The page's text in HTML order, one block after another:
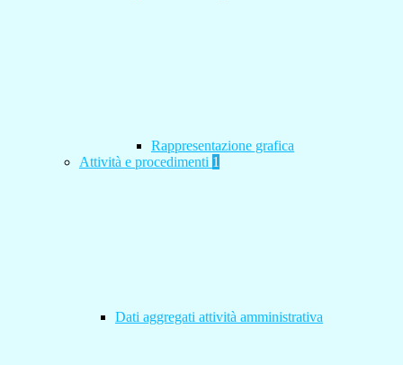
Rappresentazione grafica
Attività e procedimenti 1
Dati aggregati attività amministrativa